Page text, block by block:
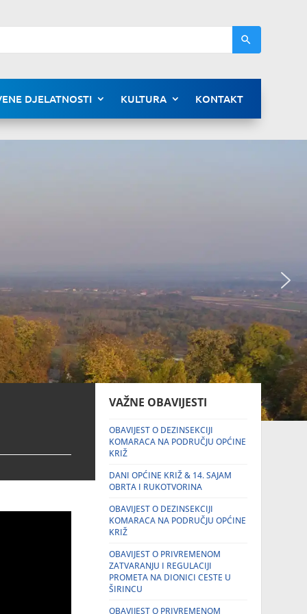
DJELATNOSTI KULTURA KONTAKT
VAŽNE OBAVIJESTI
OBAVIJEST O DEZINSEKCIJI
KOMARACA NA PODRUČJU OPĆINE
KRIŽ
DANI OPĆINE KRIŽ & 14. SAJAM
OBRTA I RUKOTVORINA
OBAVIJEST O DEZINSEKCIJI
KOMARACA NA PODRUČJU OPĆINE
KRIŽ
OBAVIJEST O PRIVREMENOM
ZATVARANJU I REGULACIJI
PROMETA NA DIONICI CESTE U
ŠIRINCU
OBAVIJEST O PRIVREMENOM